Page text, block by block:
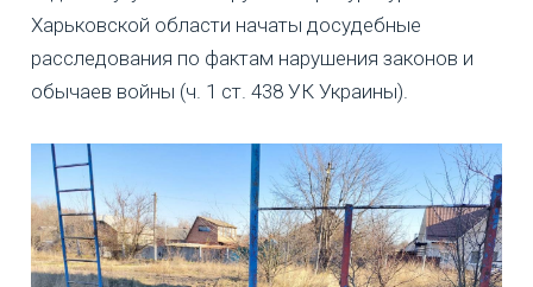
Харьковской области начаты досудебные
расследования по фактам нарушения законов и
обычаев войны (ч. 1 ст. 438 УК Украины).